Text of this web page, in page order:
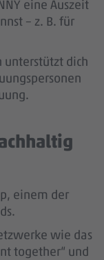
eine Auszeit
– z. B. für
unterstützt dich
einem der
wie das
together“ und